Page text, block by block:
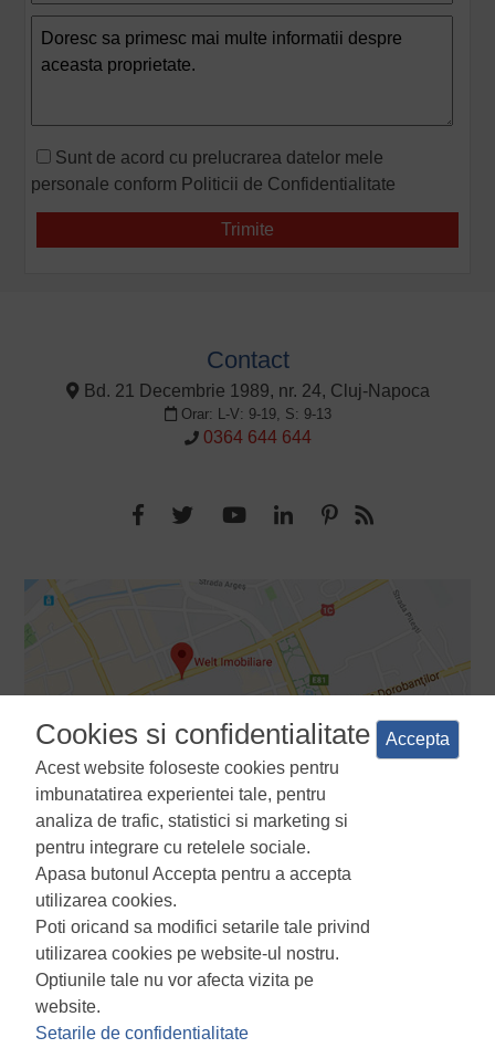
Sunt de acord cu prelucrarea datelor mele
personale conform Politicii de Confidentialitate
Contact
Bd. 21 Decembrie 1989, nr. 24, Cluj-Napoca
Orar: L-V: 9-19, S: 9-13
0364 644 644
Termeni si conditii Politica de confidentialitate
utilizare a cookie-urilor
Cookies si confidentialitate
Acest website foloseste cookies pentru
imbunatatirea experientei tale, pentru
analiza de trafic, statistici si marketing si
pentru integrare cu retelele sociale.
Apasa butonul Accepta pentru a accepta
utilizarea cookies.
Poti oricand sa modifici setarile tale privind
utilizarea cookies pe website-ul nostru.
Optiunile tale nu vor afecta vizita pe
website.
Setarile de confidentialitate
Accepta